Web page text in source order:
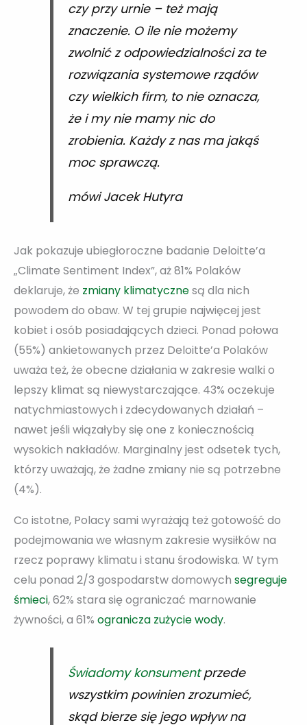
czy przy urnie – też mają
znaczenie. O ile nie możemy
zwolnić z odpowiedzialności za te
rozwiązania systemowe rządów
czy wielkich firm, to nie oznacza,
że i my nie mamy nic do
zrobienia. Każdy z nas ma jakąś
moc sprawczą.
mówi Jacek Hutyra
Jak pokazuje ubiegłoroczne badanie Deloitte’a
„Climate Sentiment Index”, aż 81% Polaków
deklaruje, że zmiany klimatycznesą dla nich
powodem do obaw. W tej grupie najwięcej jest
kobiet i osób posiadających dzieci. Ponad połowa
(55%) ankietowanych przez Deloitte’a Polaków
uważa też, że obecne działania w zakresie walki o
lepszy klimat są niewystarczające. 43% oczekuje
natychmiastowych i zdecydowanych działań –
nawet jeśli wiązałyby się one z koniecznością
wysokich nakładów. Marginalny jest odsetek tych,
którzy uważają, że żadne zmiany nie są potrzebne
(4%).
Co istotne, Polacy sami wyrażają też gotowość do
podejmowania we własnym zakresie wysiłków na
rzecz poprawy klimatu i stanu środowiska. W tym
celu ponad 2/3 gospodarstw domowych segreguje
śmieci, 62% stara się ograniczać marnowanie
żywności, a 61% ogranicza zużycie wody.
Świadomy konsumentprzede
wszystkim powinien zrozumieć,
skąd bierze się jego wpływ na